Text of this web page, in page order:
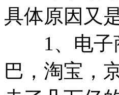
具体原因又
1、电子商
巴，淘宝，